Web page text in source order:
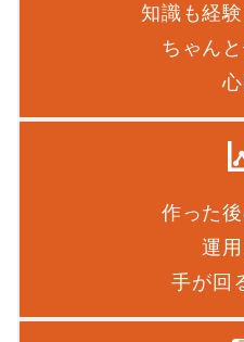
知識も経
ちゃん
作った
運
手が回